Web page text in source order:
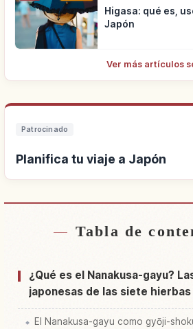
Higasa: qué es,
Japón
Ver más artículos
Patrocinado
Planifica tu viaje a Japón
Buscar alojamiento cerca
Buscar experiencias
Tabla de
¿Qué es el Nanakusa-gayu?
japonesas de las siete hierbas
El Nanakusa-gayu como gyōji-